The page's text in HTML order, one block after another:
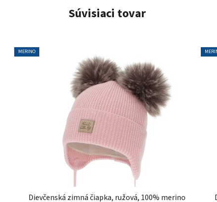
Súvisiaci tovar
MERINO
Dievčenská zimná čiapka, ružová, 100% merino